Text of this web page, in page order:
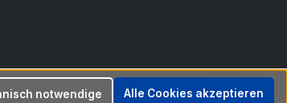
notwendige Alle Cookies akzeptieren